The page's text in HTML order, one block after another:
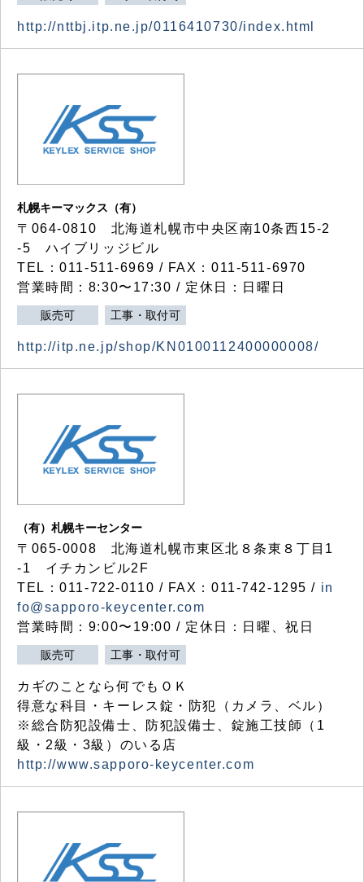
http://nttbj.itp.ne.jp/0116410730/index.html
札幌キーマックス（有）
〒064-0810 北海道札幌市中央区南10条西15-2
-5 ハイブリッジビル
TEL：011-511-6969 / FAX：011-511-6970
営業時間：8:30〜17:30 / 定休日：日曜日
販売可 工事・取付可
http://itp.ne.jp/shop/KN0100112400000008/
（有）札幌キーセンター
〒065-0008 北海道札幌市東区北８条東８丁目1
-1 イチカンビル2F
TEL：011-722-0110 / FAX：011-742-1295 / in
fo@sapporo-keycenter.com
営業時間：9:00〜19:00 / 定休日：日曜、祝日
販売可 工事・取付可
カギのことなら何でもＯＫ
得意な科目・キーレス錠・防犯（カメラ、ベル）
※総合防犯設備士、防犯設備士、錠施工技師（1
級・2級・3級）のいる店
http://www.sapporo-keycenter.com